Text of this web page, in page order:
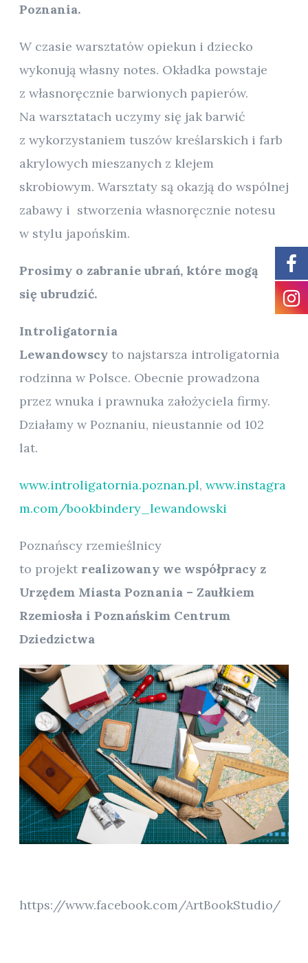
Poznania.
W czasie warsztatów opiekun i dziecko
wykonują własny notes. Okładka powstaje
z własnoręcznie barwionych papierów.
Na warsztatach uczymy się jak barwić
z wykorzystaniem tuszów kreślarskich i farb
akrylowych mieszanych z klejem
skrobiowym. Warsztaty są okazją do wspólnej
zabawy i stworzenia własnoręcznie notesu
w stylu japońskim.
Prosimy o zabranie ubrań, które mogą
się ubrudzić.
Introligatornia
Lewandowscyto najstarsza introligatornia
rodzinna w Polsce. Obecnie prowadzona
przez wnuka i prawnuka założyciela firmy.
Działamy w Poznaniu, nieustannie od 102
lat.
www.introligatornia.poznan.pl, www.instagra
m.com/bookbindery_lewandowski
Poznańscy rzemieślnicy
to projekt realizowany we współpracy z
Urzędem Miasta Poznania – Zaułkiem
Rzemiosła i Poznańskim Centrum
Dziedzictwa
https://www.facebook.com/ArtBookStudio/